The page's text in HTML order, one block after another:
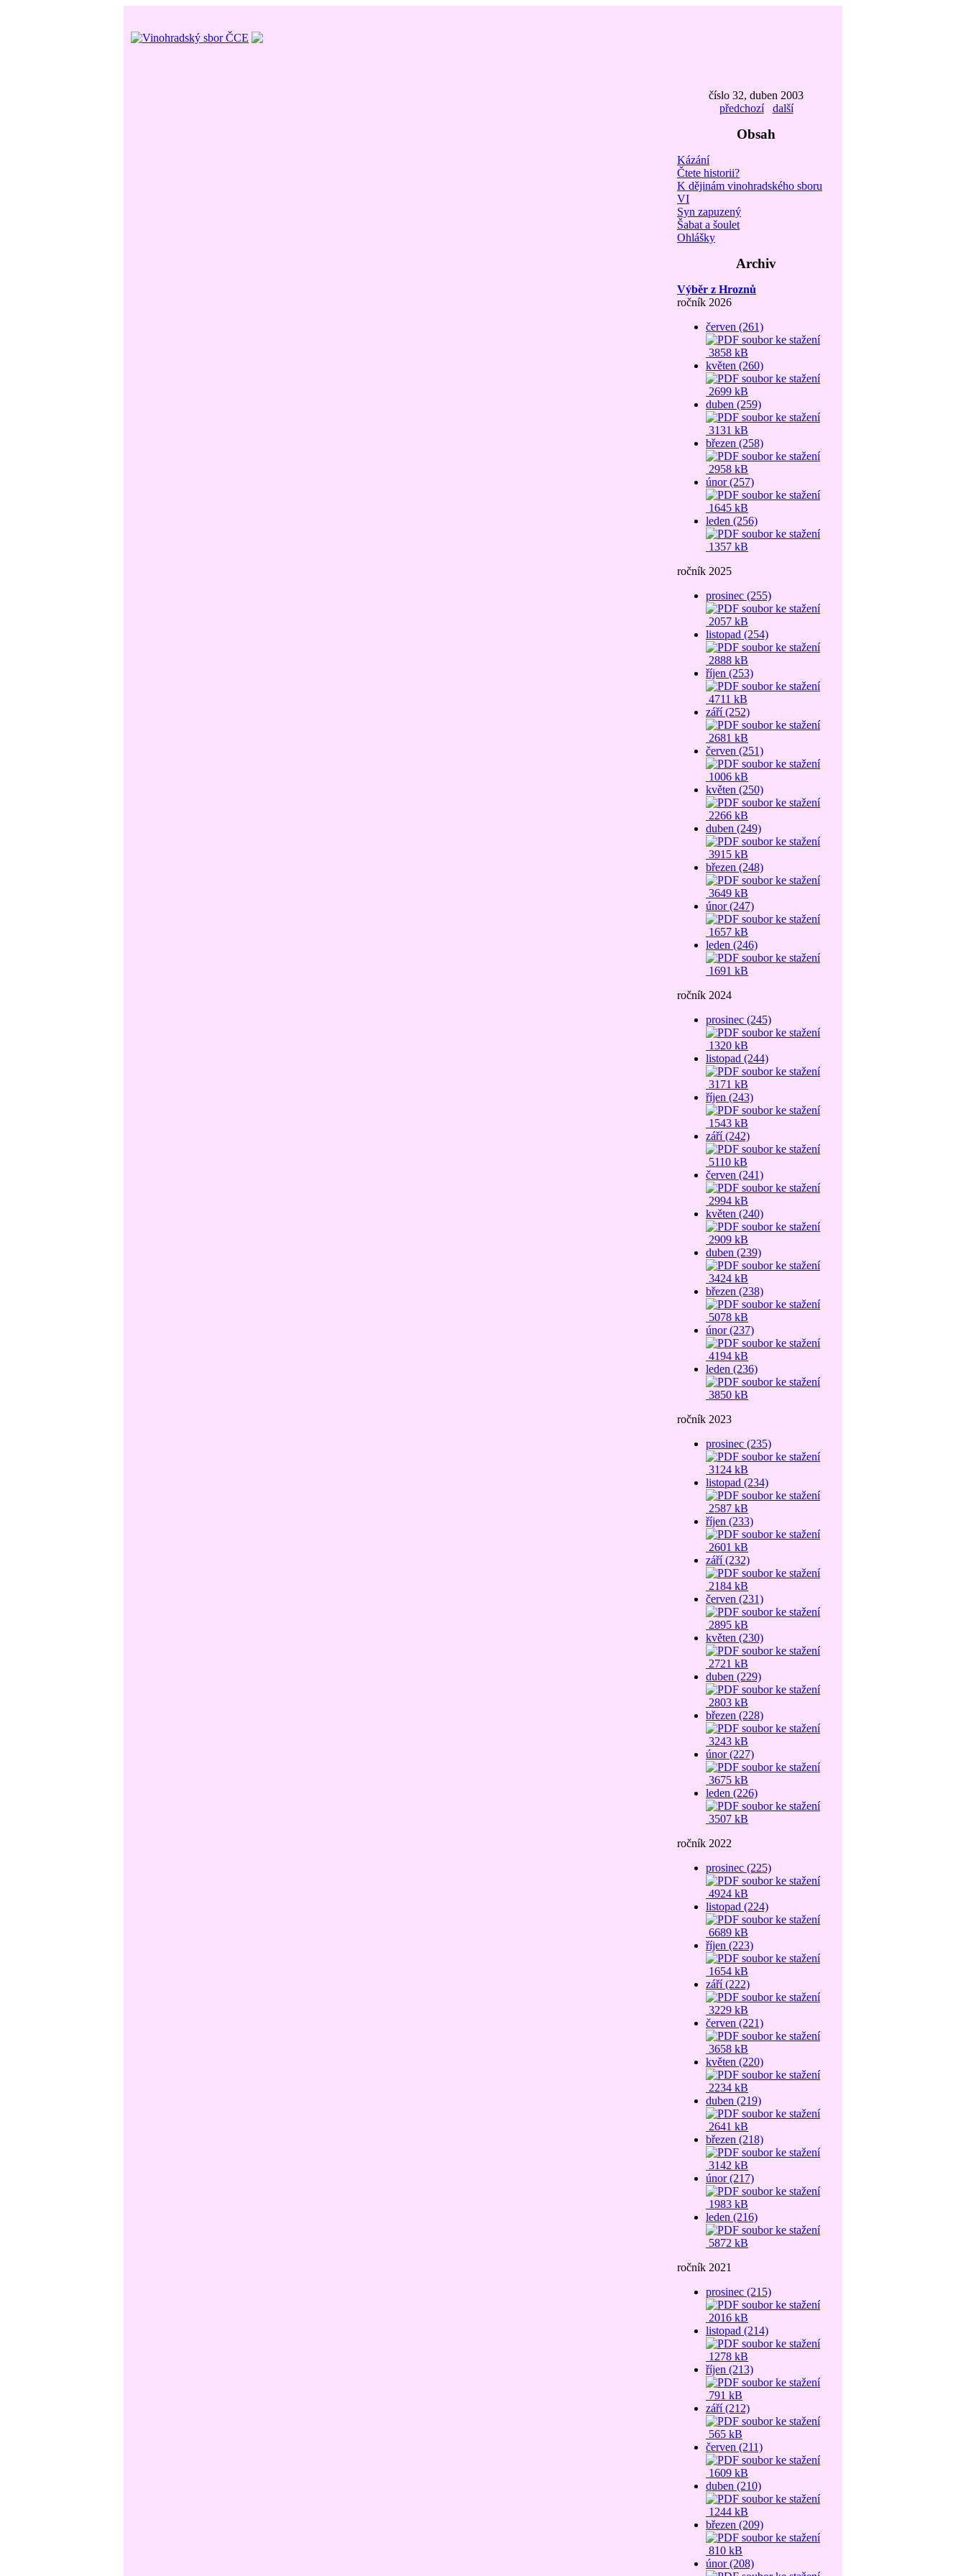
číslo 32, duben 2003
předchozí
další
Obsah
Kázání
Čtete historii?
K dějinám vinohradského sboru
VI
Syn zapuzený
Šabat a šoulet
Ohlášky
Archiv
Výběr z Hroznů
ročník 2026
červen (261)
3858 kB
květen (260)
2699 kB
duben (259)
3131 kB
březen (258)
2958 kB
únor (257)
1645 kB
leden (256)
1357 kB
ročník 2025
prosinec (255)
2057 kB
listopad (254)
2888 kB
říjen (253)
4711 kB
září (252)
2681 kB
červen (251)
1006 kB
květen (250)
2266 kB
duben (249)
3915 kB
březen (248)
3649 kB
únor (247)
1657 kB
leden (246)
1691 kB
ročník 2024
prosinec (245)
1320 kB
listopad (244)
3171 kB
říjen (243)
1543 kB
září (242)
5110 kB
červen (241)
2994 kB
květen (240)
2909 kB
duben (239)
3424 kB
březen (238)
5078 kB
únor (237)
4194 kB
leden (236)
3850 kB
ročník 2023
prosinec (235)
3124 kB
listopad (234)
2587 kB
říjen (233)
2601 kB
září (232)
2184 kB
červen (231)
2895 kB
květen (230)
2721 kB
duben (229)
2803 kB
březen (228)
3243 kB
únor (227)
3675 kB
leden (226)
3507 kB
ročník 2022
prosinec (225)
4924 kB
listopad (224)
6689 kB
říjen (223)
1654 kB
září (222)
3229 kB
červen (221)
3658 kB
květen (220)
2234 kB
duben (219)
2641 kB
březen (218)
3142 kB
únor (217)
1983 kB
leden (216)
5872 kB
ročník 2021
prosinec (215)
2016 kB
listopad (214)
1278 kB
říjen (213)
791 kB
září (212)
565 kB
červen (211)
1609 kB
duben (210)
1244 kB
březen (209)
810 kB
únor (208)